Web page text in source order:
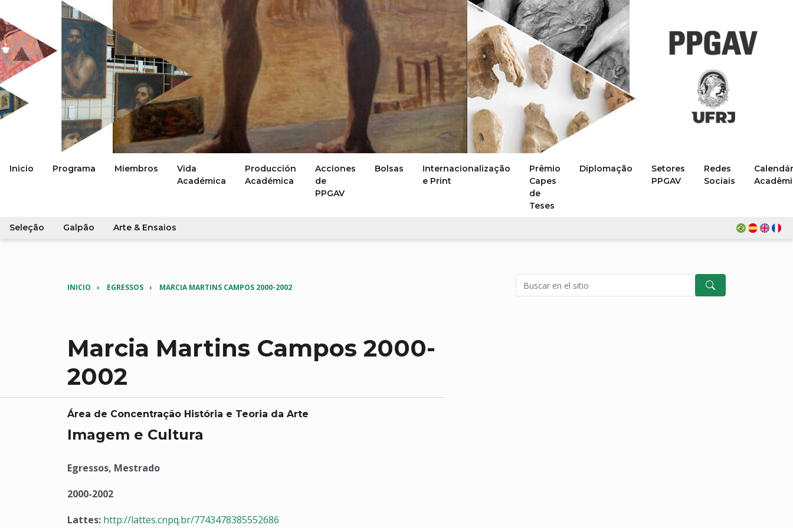
Inicio Programa Miembros
Vida
Académica
Producción
Académica
Acciones
de
PPGAV
Bolsas
Internacionalização
e Print
Prêmio
Capes
de
Teses
Diplomação
Setores
PPGAV
Redes
Sociais
Seleção Galpão Arte & Ensaios
INICIO EGRESSOS MARCIA MARTINS CAMPOS 2000-2002
Marcia Martins Campos 2000-
2002
Área de Concentração História e Teoria da Arte
Imagem e Cultura
Egressos, Mestrado
2000-2002
Lattes: http://lattes.cnpq.br/7743478385552686